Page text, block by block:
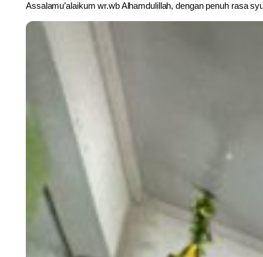
Assalamu’alaikum wr.wb Alhamdulillah, dengan penuh rasa